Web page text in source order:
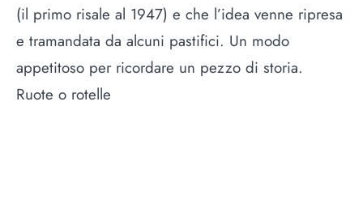
(il primo risale al 1947) e che l’idea venne ripresa
e tramandata da alcuni pastifici. Un modo
appetitoso per ricordare un pezzo di storia.
Ruote o rotelle